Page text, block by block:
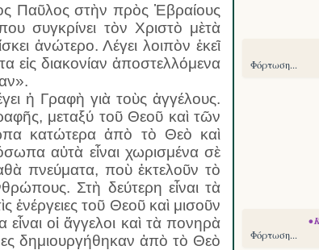
Παῦλος στὴν πρὸς Ἑβραίους
συγκρίνει τὸν Χριστὸ μὲτὰ
ἀνώτερο. Λέγει λοιπὸν ἐκεῖ
εἰς διακονίαν ἀποστελλόμενα
ἡ Γραφὴ γιὰ τοὺς ἀγγέλους.
μεταξύ τοῦ Θεοῦ καὶ τῶν
κατώτερα ἀπὸ τὸ Θεὸ καὶ
αὐτὰ εἶναι χωρισμένα σὲ
πνεύματα, ποὺ ἐκτελοῦν τὸ
Στὴ δεύτερη εἶναι τὰ
ἐνέργειες τοῦ Θεοῦ καὶ μισοῦν
οἱ ἄγγελοι καὶ τὰ πονηρὰ
δημιουργήθηκαν ἀπὸ τὸ Θεὸ
Φόρτωση...
•
Φόρτωση...